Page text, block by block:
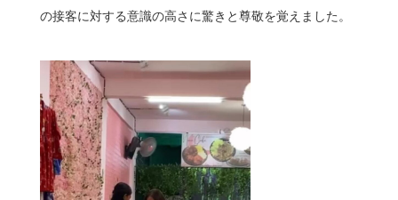
の接客に対する意識の高さに驚きと尊敬を覚えました。